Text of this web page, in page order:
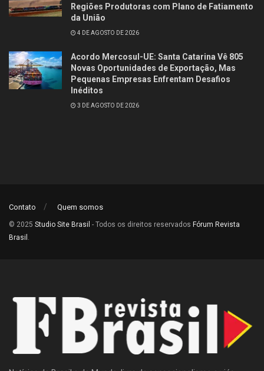
Regiões Produtoras com Plano de Fatiamento
da União
4 DE AGOSTO DE 2026
Acordo Mercosul-UE: Santa Catarina Vê 805
Novas Oportunidades de Exportação, Mas
Pequenas Empresas Enfrentam Desafios
Inéditos
3 DE AGOSTO DE 2026
Contato Quem somos
© 2025 Studio Site Brasil - Todos os direitos reservados Fórum Revista
Brasil .